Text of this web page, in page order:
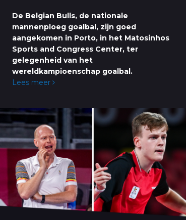
De Belgian Bulls, de nationale
mannenploeg goalbal, zijn goed
aangekomen in Porto, in het Matosinhos
Sports and Congress Center, ter
gelegenheid van het
wereldkampioenschap goalbal.
Lees meer